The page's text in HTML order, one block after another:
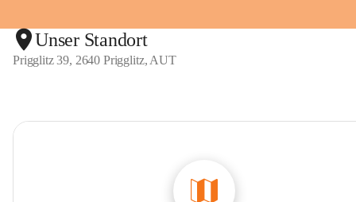
Unser Standort
Prigglitz 39, 2640 Prigglitz, AUT